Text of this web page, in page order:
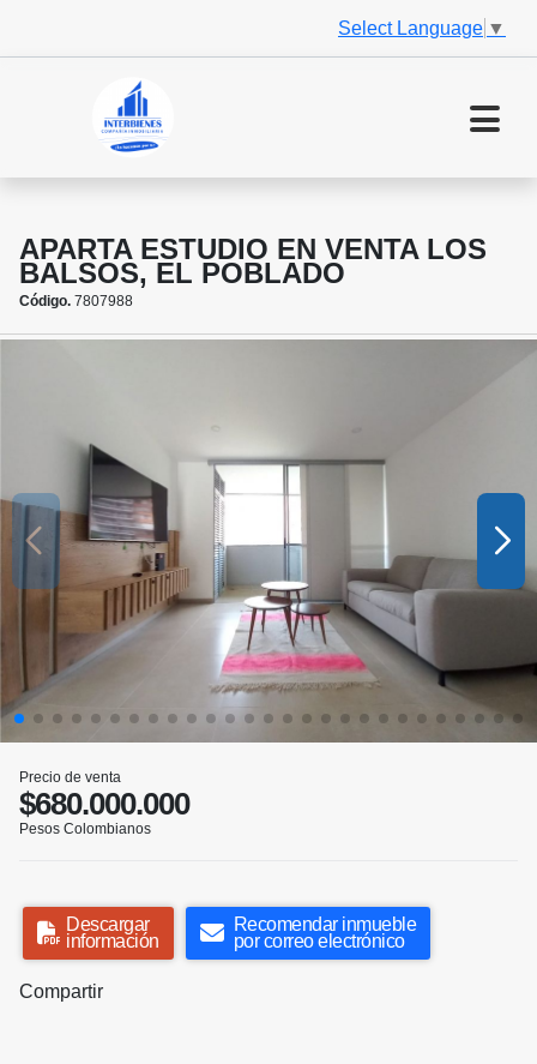
Select Language ▼
APARTA ESTUDIO EN VENTA LOS
BALSOS, EL POBLADO
Código. 7807988
Precio de venta
$680.000.000
Pesos Colombianos
Descargar
información
Recomendar inmueble
por correo electrónico
Compartir